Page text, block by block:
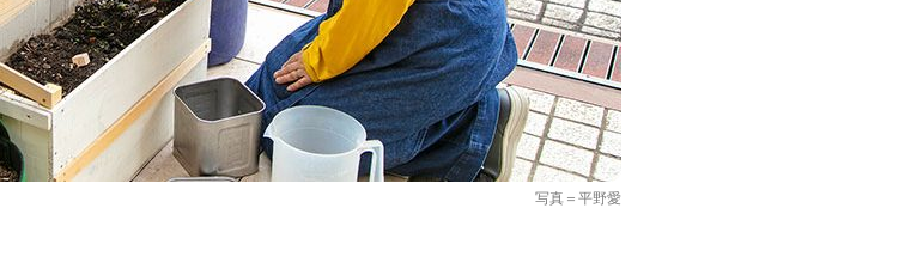
写真＝平野愛